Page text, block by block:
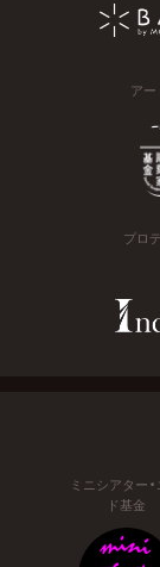
ア
プロ
ミニシアター・
ド基金